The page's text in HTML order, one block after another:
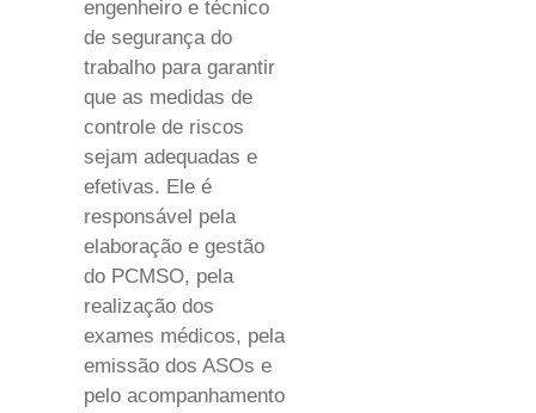
engenheiro e técnico
de segurança do
trabalho para garantir
que as medidas de
controle de riscos
sejam adequadas e
efetivas. Ele é
responsável pela
elaboração e gestão
do PCMSO, pela
realização dos
exames médicos, pela
emissão dos ASOs e
pelo acompanhamento